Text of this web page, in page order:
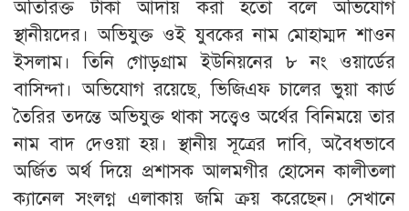
অতিরিক্ত টাকা আদায় করা হতো বলে অভিযোগ
স্থানীয়দের। অভিযুক্ত ওই যুবকের নাম মোহাম্মদ শাওন
ইসলাম। তিনি গোড়গ্রাম ইউনিয়নের ৮ নং ওয়ার্ডের
বাসিন্দা। অভিযোগ রয়েছে, ভিজিএফ চালের ভুয়া কার্ড
তৈরির তদন্তে অভিযুক্ত থাকা সত্ত্বেও অর্থের বিনিময়ে তার
নাম বাদ দেওয়া হয়। স্থানীয় সূত্রের দাবি, অবৈধভাবে
অর্জিত অর্থ দিয়ে প্রশাসক আলমগীর হোসেন কালীতলা
ক্যানেল সংলগ্ন এলাকায় জমি ক্রয় করেছেন। সেখানে